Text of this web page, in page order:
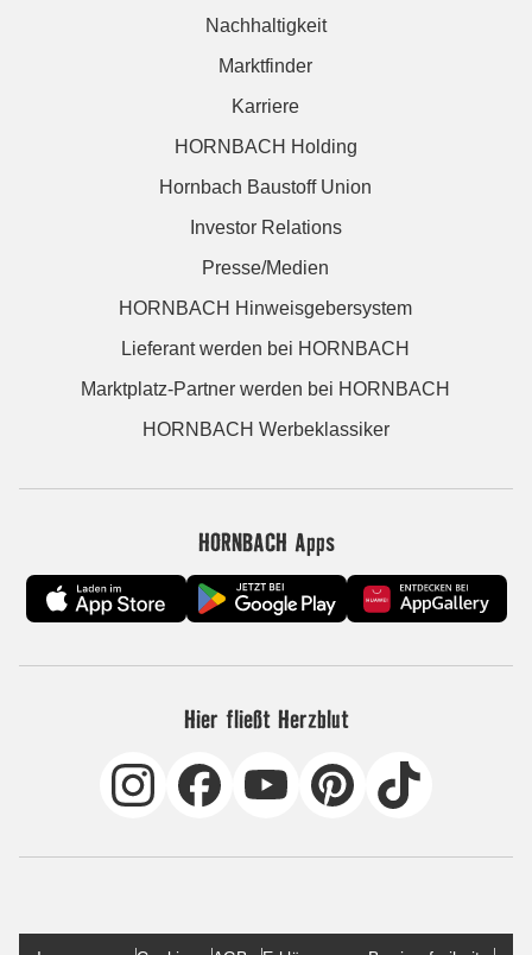
Nachhaltigkeit
Marktfinder
Karriere
HORNBACH Holding
Hornbach Baustoff Union
Investor Relations
Presse/Medien
HORNBACH Hinweisgebersystem
Lieferant werden bei HORNBACH
Marktplatz-Partner werden bei HORNBACH
HORNBACH Werbeklassiker
HORNBACH Apps
Hier fließt Herzblut